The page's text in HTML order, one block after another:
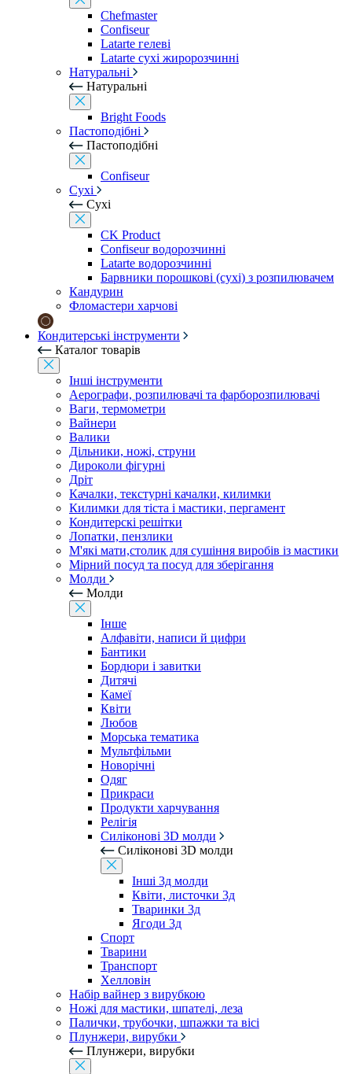
Chefmaster
Confiseur
Latarte гелеві
Latarte сухі жиророзчинні
Натуральні
Натуральні
Bright Foods
Пастоподібні
Пастоподібні
Confiseur
Сухі
Сухі
CK Product
Confiseur водорозчинні
Latarte водорозчинні
Барвники порошкові (сухі) з розпилювачем
Кандурин
Фломастери харчові
Кондитерські інструменти
Каталог товарів
Інші інструменти
Аерографи, розпилювачі та фарборозпилювачі
Ваги, термометри
Вайнери
Валики
Дільники, ножі, струни
Дироколи фігурні
Дріт
Качалки, текстурні качалки, килимки
Килимки для тіста і мастики, пергамент
Кондитерскі решітки
Лопатки, пензлики
М'які мати,столик для сушіння виробів із мастики
Мірний посуд та посуд для зберігання
Молди
Молди
Інше
Алфавіти, написи й цифри
Бантики
Бордюри і завитки
Дитячі
Камеї
Квіти
Любов
Морська тематика
Мультфільми
Новорічні
Одяг
Прикраси
Продукти харчування
Релігія
Силіконові 3D молди
Силіконові 3D молди
Інші 3д молди
Квіти, листочки 3д
Тваринки 3д
Ягоди 3д
Спорт
Тварини
Транспорт
Хелловін
Набір вайнер з вирубкою
Ножі для мастики, шпателі, леза
Палички, трубочки, шпажки та вісі
Плунжери, вирубки
Плунжери, вирубки